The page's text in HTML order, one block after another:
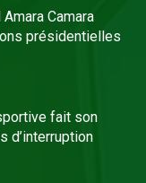
Camara
présidentielles
fait son
d’interruption